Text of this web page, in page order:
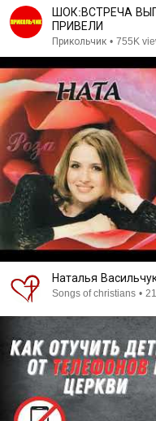
ШОК:ВСТРЕЧА
ПРИВЕЛИ
Прикольчик • 755K
Наталья
Songs of christians •